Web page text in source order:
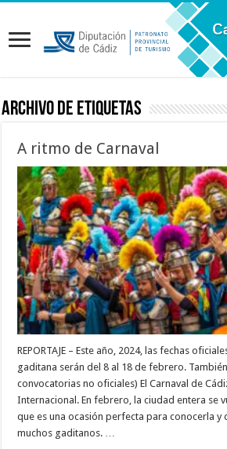
Archivo de etiquetas
A ritmo de Carnaval
REPORTAJE – Este año, 2024, las fechas
gaditana serán del 8 al 18 de febrero. También
convocatorias no oficiales) El Carnaval de
Internacional. En febrero, la ciudad entera se
que es una ocasión perfecta para conocerla
muchos gaditanos. …